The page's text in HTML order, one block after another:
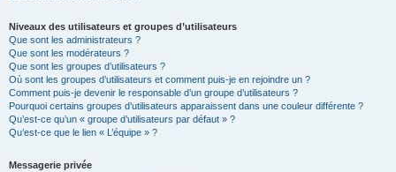
Niveaux des utilisateurs et groupes d’utilisateurs
Que sont les administrateurs ?
Que sont les modérateurs ?
Que sont les groupes d’utilisateurs ?
Où sont les groupes d’utilisateurs et comment puis-je en rejoindre un ?
Comment puis-je devenir le responsable d’un groupe d’utilisateurs ?
Pourquoi certains groupes d’utilisateurs apparaissent dans une couleur différente ?
Qu’est-ce qu’un « groupe d’utilisateurs par défaut » ?
Qu’est-ce que le lien « L’équipe » ?
Messagerie privée